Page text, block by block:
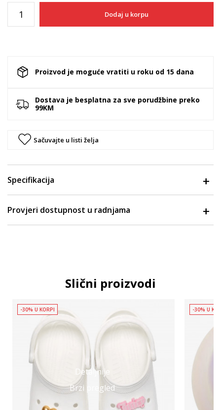
Dodaj u korpu
Proizvod je moguće vratiti u roku od 15 dana
Dostava je besplatna za sve porudžbine preko
99KM
Sačuvajte u listi želja
Specifikacija
Provjeri dostupnost u radnjama
Slični proizvodi
Detaljnije
Brzi pregled
-30% U KORPI -30% U